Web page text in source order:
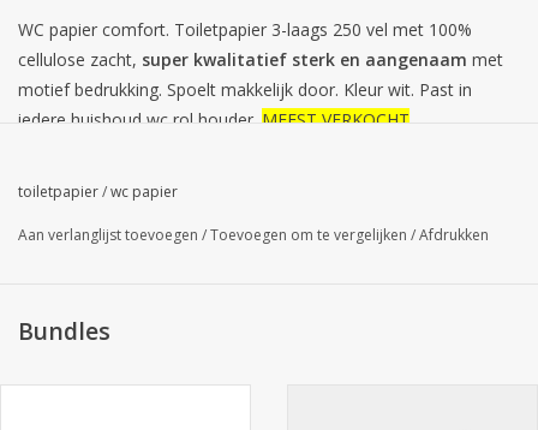
WC papier comfort. Toiletpapier 3-laags 250 vel met 100%
cellulose zacht, super kwalitatief sterk en aangenaam met
motief bedrukking. Spoelt makkelijk door. Kleur wit. Past in
iedere huishoud wc rol houder. MEEST VERKOCHT
Inhoud:
Berekening: € 0,0027 per vel excl. btw = ! MEGA DEAL !
Celtex wc papier toiletpapier tissue flowers
toiletpapier/wc papier
Aan verlanglijst toevoegen /Toevoegen om te vergelijken /Afdrukken
Bundles